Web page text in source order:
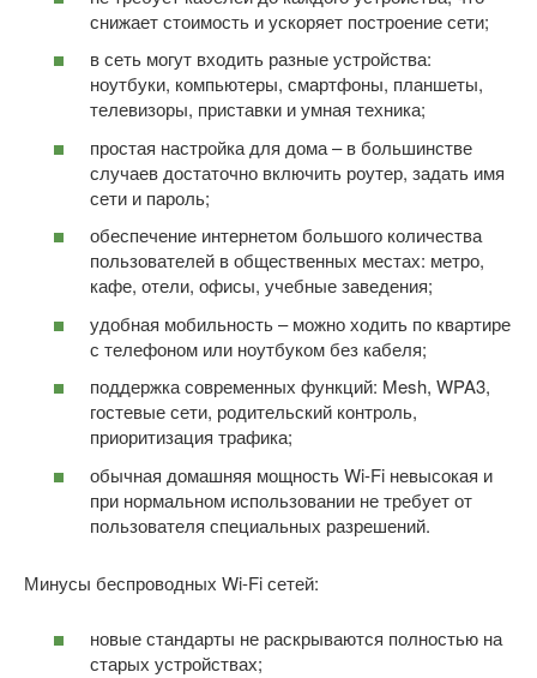
снижает стоимость и ускоряет построение сети;
в сеть могут входить разные устройства:
ноутбуки, компьютеры, смартфоны, планшеты,
телевизоры, приставки и умная техника;
простая настройка для дома – в большинстве
случаев достаточно включить роутер, задать имя
сети и пароль;
обеспечение интернетом большого количества
пользователей в общественных местах: метро,
кафе, отели, офисы, учебные заведения;
удобная мобильность – можно ходить по квартире
с телефоном или ноутбуком без кабеля;
поддержка современных функций: Mesh, WPA3,
гостевые сети, родительский контроль,
приоритизация трафика;
обычная домашняя мощность Wi-Fi невысокая и
при нормальном использовании не требует от
пользователя специальных разрешений.
Минусы беспроводных Wi-Fi сетей:
новые стандарты не раскрываются полностью на
старых устройствах;